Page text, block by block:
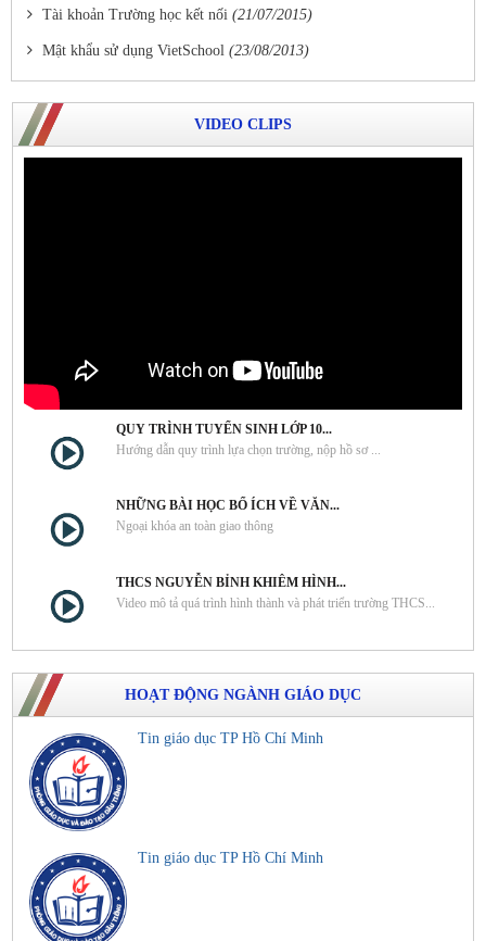
Tài khoản Trường học kết nối (21/07/2015)
Mật khẩu sử dụng VietSchool (23/08/2013)
VIDEO CLIPS
QUY TRÌNH TUYỂN SINH LỚP 10...
Hướng dẫn quy trình lựa chọn trường, nộp hồ sơ ...
NHỮNG BÀI HỌC BỔ ÍCH VỀ VĂN...
Ngoại khóa an toàn giao thông
THCS NGUYỄN BỈNH KHIÊM HÌNH...
Video mô tả quá trình hình thành và phát triển trường THCS...
HOẠT ĐỘNG NGÀNH GIÁO DỤC
Tin giáo dục TP Hồ Chí Minh
Tin giáo dục TP Hồ Chí Minh